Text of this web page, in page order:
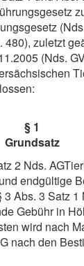
480), zuletzt
(Nds.
§ 1
Grundsatz
2 Nds.
endgültige
Abs. 3 Satz 1
Gebühr in
wird nach
nach den